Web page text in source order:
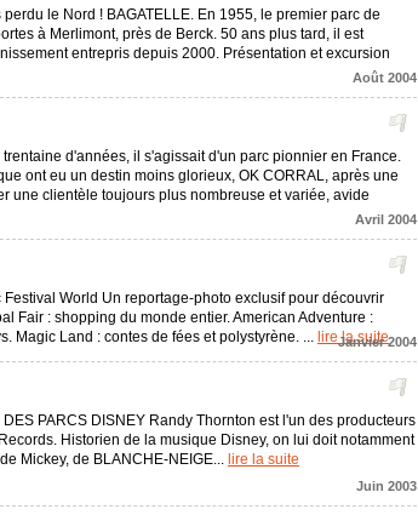
le Nord ! BAGATELLE. En 1955, le premier parc de
à Merlimont, près de Berck. 50 ans plus tard, il est
entrepris depuis 2000. Présentation et excursion
Août 2004
trentaine d'années, il s'agissait d'un parc pionnier en France.
ont eu un destin moins glorieux, OK CORRAL, après une
une clientèle toujours plus nombreuse et variée, avide
Avril 2004
Festival World Un reportage-photo exclusif pour découvrir
Fair : shopping du monde entier. American Adventure :
Magic Land : contes de fées et polystyrène. ... lire la suite
Janvier 2004
PARCS DISNEY Randy Thornton est l'un des producteurs
Historien de la musique Disney, on lui doit notamment
Mickey, de BLANCHE-NEIGE... lire la suite
Juin 2003